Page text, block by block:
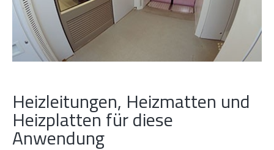
Heizleitungen, Heizmatten und
Heizplatten für diese
Anwendung